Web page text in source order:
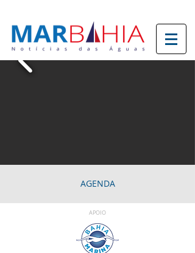
AGENDA
APOIO